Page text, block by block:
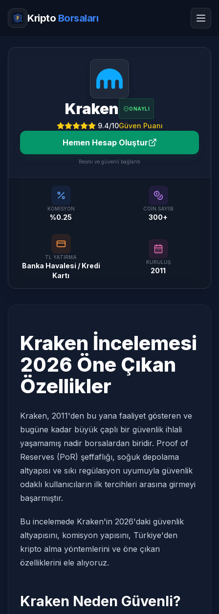
Kripto Borsaları
Kraken ONAYLI
9.4/10Güven Puanı
Hemen Hesap Oluştur
Resmi ve güvenli bağlantı
KOMISYON
%0.25
COIN SAYISI
300+
TL YATIRMA
Banka Havalesi / Kredi
Kartı
KURULUŞ
2011
Kraken İncelemesi
2026 Öne Çıkan
Özellikler
Kraken, 2011'den bu yana faaliyet gösteren ve
bugüne kadar büyük çaplı bir güvenlik ihlali
yaşamamış nadir borsalardan biridir. Proof of
Reserves (PoR) şeffaflığı, soğuk depolama
altyapısı ve sıkı regülasyon uyumuyla güvenlik
odaklı kullanıcıların ilk tercihleri arasına girmeyi
başarmıştır.
Bu incelemede Kraken'in 2026'daki güvenlik
altyapısını, komisyon yapısını, Türkiye'den
kripto alma yöntemlerini ve öne çıkan
özelliklerini ele alıyoruz.
Kraken Neden Güvenli?